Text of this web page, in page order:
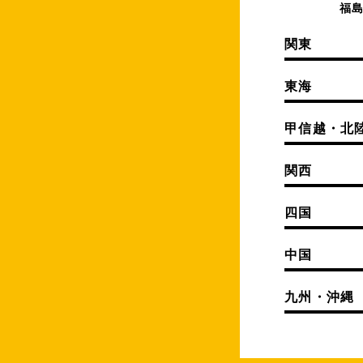
福
関東
東海
甲信越・北
関西
四国
中国
九州・沖縄